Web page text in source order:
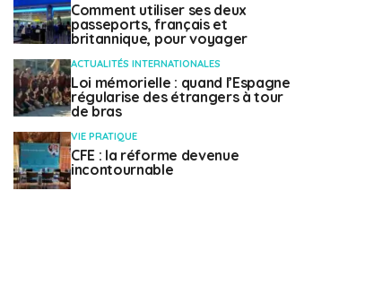
Comment utiliser ses deux
passeports, français et
britannique, pour voyager
ACTUALITÉS INTERNATIONALES
Loi mémorielle : quand l’Espagne
régularise des étrangers à tour
de bras
VIE PRATIQUE
CFE : la réforme devenue
incontournable